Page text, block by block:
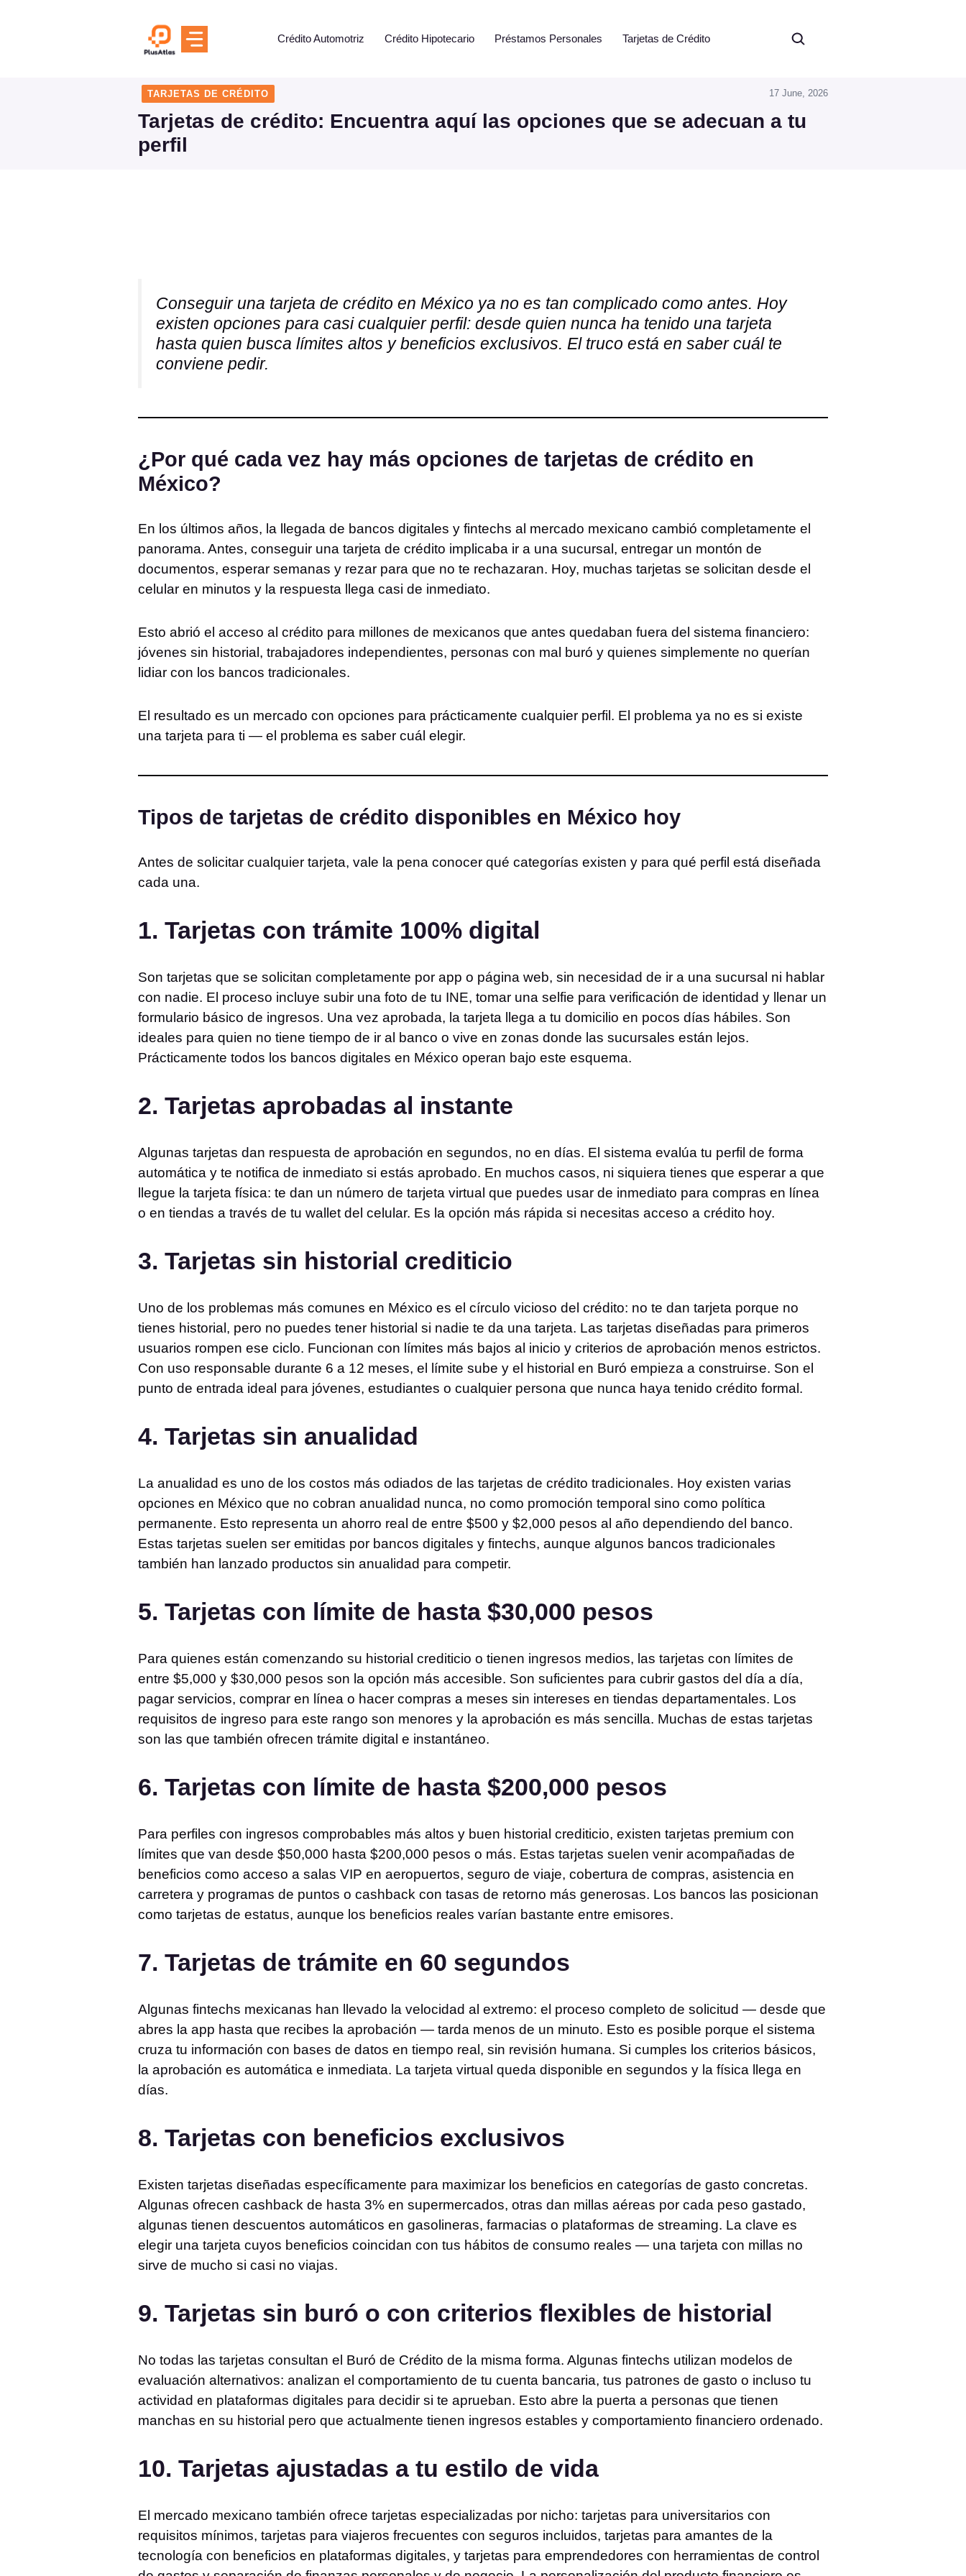
Crédito Automotriz Crédito Hipotecario Préstamos Personales Tarjetas de Crédito
TARJETAS DE CRÉDITO
Tarjetas de crédito: Encuentra aquí las opciones que se adecuan a tu
perfil
17 June, 2026
Conseguir una tarjeta de crédito en México ya no es tan complicado como antes. Hoy
existen opciones para casi cualquier perfil: desde quien nunca ha tenido una tarjeta
hasta quien busca límites altos y beneficios exclusivos. El truco está en saber cuál te
conviene pedir.
¿Por qué cada vez hay más opciones de tarjetas de crédito en
México?
En los últimos años, la llegada de bancos digitales y fintechs al mercado mexicano cambió completamente el
panorama. Antes, conseguir una tarjeta de crédito implicaba ir a una sucursal, entregar un montón de
documentos, esperar semanas y rezar para que no te rechazaran. Hoy, muchas tarjetas se solicitan desde el
celular en minutos y la respuesta llega casi de inmediato.
Esto abrió el acceso al crédito para millones de mexicanos que antes quedaban fuera del sistema financiero:
jóvenes sin historial, trabajadores independientes, personas con mal buró y quienes simplemente no querían
lidiar con los bancos tradicionales.
El resultado es un mercado con opciones para prácticamente cualquier perfil. El problema ya no es si existe
una tarjeta para ti — el problema es saber cuál elegir.
Tipos de tarjetas de crédito disponibles en México hoy
Antes de solicitar cualquier tarjeta, vale la pena conocer qué categorías existen y para qué perfil está diseñada
cada una.
1. Tarjetas con trámite 100% digital
Son tarjetas que se solicitan completamente por app o página web, sin necesidad de ir a una sucursal ni hablar
con nadie. El proceso incluye subir una foto de tu INE, tomar una selfie para verificación de identidad y llenar un
formulario básico de ingresos. Una vez aprobada, la tarjeta llega a tu domicilio en pocos días hábiles. Son
ideales para quien no tiene tiempo de ir al banco o vive en zonas donde las sucursales están lejos.
Prácticamente todos los bancos digitales en México operan bajo este esquema.
2. Tarjetas aprobadas al instante
Algunas tarjetas dan respuesta de aprobación en segundos, no en días. El sistema evalúa tu perfil de forma
automática y te notifica de inmediato si estás aprobado. En muchos casos, ni siquiera tienes que esperar a que
llegue la tarjeta física: te dan un número de tarjeta virtual que puedes usar de inmediato para compras en línea
o en tiendas a través de tu wallet del celular. Es la opción más rápida si necesitas acceso a crédito hoy.
3. Tarjetas sin historial crediticio
Uno de los problemas más comunes en México es el círculo vicioso del crédito: no te dan tarjeta porque no
tienes historial, pero no puedes tener historial si nadie te da una tarjeta. Las tarjetas diseñadas para primeros
usuarios rompen ese ciclo. Funcionan con límites más bajos al inicio y criterios de aprobación menos estrictos.
Con uso responsable durante 6 a 12 meses, el límite sube y el historial en Buró empieza a construirse. Son el
punto de entrada ideal para jóvenes, estudiantes o cualquier persona que nunca haya tenido crédito formal.
4. Tarjetas sin anualidad
La anualidad es uno de los costos más odiados de las tarjetas de crédito tradicionales. Hoy existen varias
opciones en México que no cobran anualidad nunca, no como promoción temporal sino como política
permanente. Esto representa un ahorro real de entre $500 y $2,000 pesos al año dependiendo del banco.
Estas tarjetas suelen ser emitidas por bancos digitales y fintechs, aunque algunos bancos tradicionales
también han lanzado productos sin anualidad para competir.
5. Tarjetas con límite de hasta $30,000 pesos
Para quienes están comenzando su historial crediticio o tienen ingresos medios, las tarjetas con límites de
entre $5,000 y $30,000 pesos son la opción más accesible. Son suficientes para cubrir gastos del día a día,
pagar servicios, comprar en línea o hacer compras a meses sin intereses en tiendas departamentales. Los
requisitos de ingreso para este rango son menores y la aprobación es más sencilla. Muchas de estas tarjetas
son las que también ofrecen trámite digital e instantáneo.
6. Tarjetas con límite de hasta $200,000 pesos
Para perfiles con ingresos comprobables más altos y buen historial crediticio, existen tarjetas premium con
límites que van desde $50,000 hasta $200,000 pesos o más. Estas tarjetas suelen venir acompañadas de
beneficios como acceso a salas VIP en aeropuertos, seguro de viaje, cobertura de compras, asistencia en
carretera y programas de puntos o cashback con tasas de retorno más generosas. Los bancos las posicionan
como tarjetas de estatus, aunque los beneficios reales varían bastante entre emisores.
7. Tarjetas de trámite en 60 segundos
Algunas fintechs mexicanas han llevado la velocidad al extremo: el proceso completo de solicitud — desde que
abres la app hasta que recibes la aprobación — tarda menos de un minuto. Esto es posible porque el sistema
cruza tu información con bases de datos en tiempo real, sin revisión humana. Si cumples los criterios básicos,
la aprobación es automática e inmediata. La tarjeta virtual queda disponible en segundos y la física llega en
días.
8. Tarjetas con beneficios exclusivos
Existen tarjetas diseñadas específicamente para maximizar los beneficios en categorías de gasto concretas.
Algunas ofrecen cashback de hasta 3% en supermercados, otras dan millas aéreas por cada peso gastado,
algunas tienen descuentos automáticos en gasolineras, farmacias o plataformas de streaming. La clave es
elegir una tarjeta cuyos beneficios coincidan con tus hábitos de consumo reales — una tarjeta con millas no
sirve de mucho si casi no viajas.
9. Tarjetas sin buró o con criterios flexibles de historial
No todas las tarjetas consultan el Buró de Crédito de la misma forma. Algunas fintechs utilizan modelos de
evaluación alternativos: analizan el comportamiento de tu cuenta bancaria, tus patrones de gasto o incluso tu
actividad en plataformas digitales para decidir si te aprueban. Esto abre la puerta a personas que tienen
manchas en su historial pero que actualmente tienen ingresos estables y comportamiento financiero ordenado.
10. Tarjetas ajustadas a tu estilo de vida
El mercado mexicano también ofrece tarjetas especializadas por nicho: tarjetas para universitarios con
requisitos mínimos, tarjetas para viajeros frecuentes con seguros incluidos, tarjetas para amantes de la
tecnología con beneficios en plataformas digitales, y tarjetas para emprendedores con herramientas de control